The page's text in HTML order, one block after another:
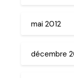
mai 2012
décembre